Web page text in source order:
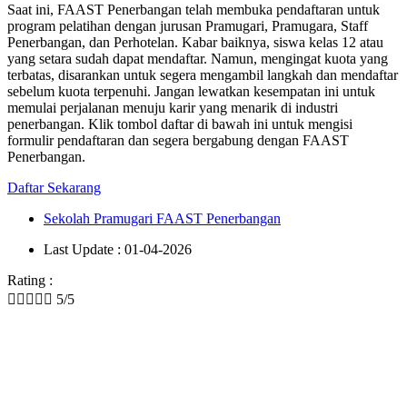
Saat ini, FAAST Penerbangan telah membuka pendaftaran untuk
program pelatihan dengan jurusan Pramugari, Pramugara, Staff
Penerbangan, dan Perhotelan. Kabar baiknya, siswa kelas 12 atau
yang setara sudah dapat mendaftar. Namun, mengingat kuota yang
terbatas, disarankan untuk segera mengambil langkah dan mendaftar
sebelum kuota terpenuhi. Jangan lewatkan kesempatan ini untuk
memulai perjalanan menuju karir yang menarik di industri
penerbangan. Klik tombol daftar di bawah ini untuk mengisi
formulir pendaftaran dan segera bergabung dengan FAAST
Penerbangan.
Daftar Sekarang
Sekolah Pramugari FAAST Penerbangan
Last Update : 01-04-2026
Rating :
     5/5